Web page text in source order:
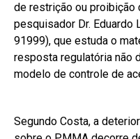
de restrição ou proibição
pesquisador Dr. Eduardo
91999), que estuda o
resposta regulatória não
modelo de controle de
Segundo Costa, a